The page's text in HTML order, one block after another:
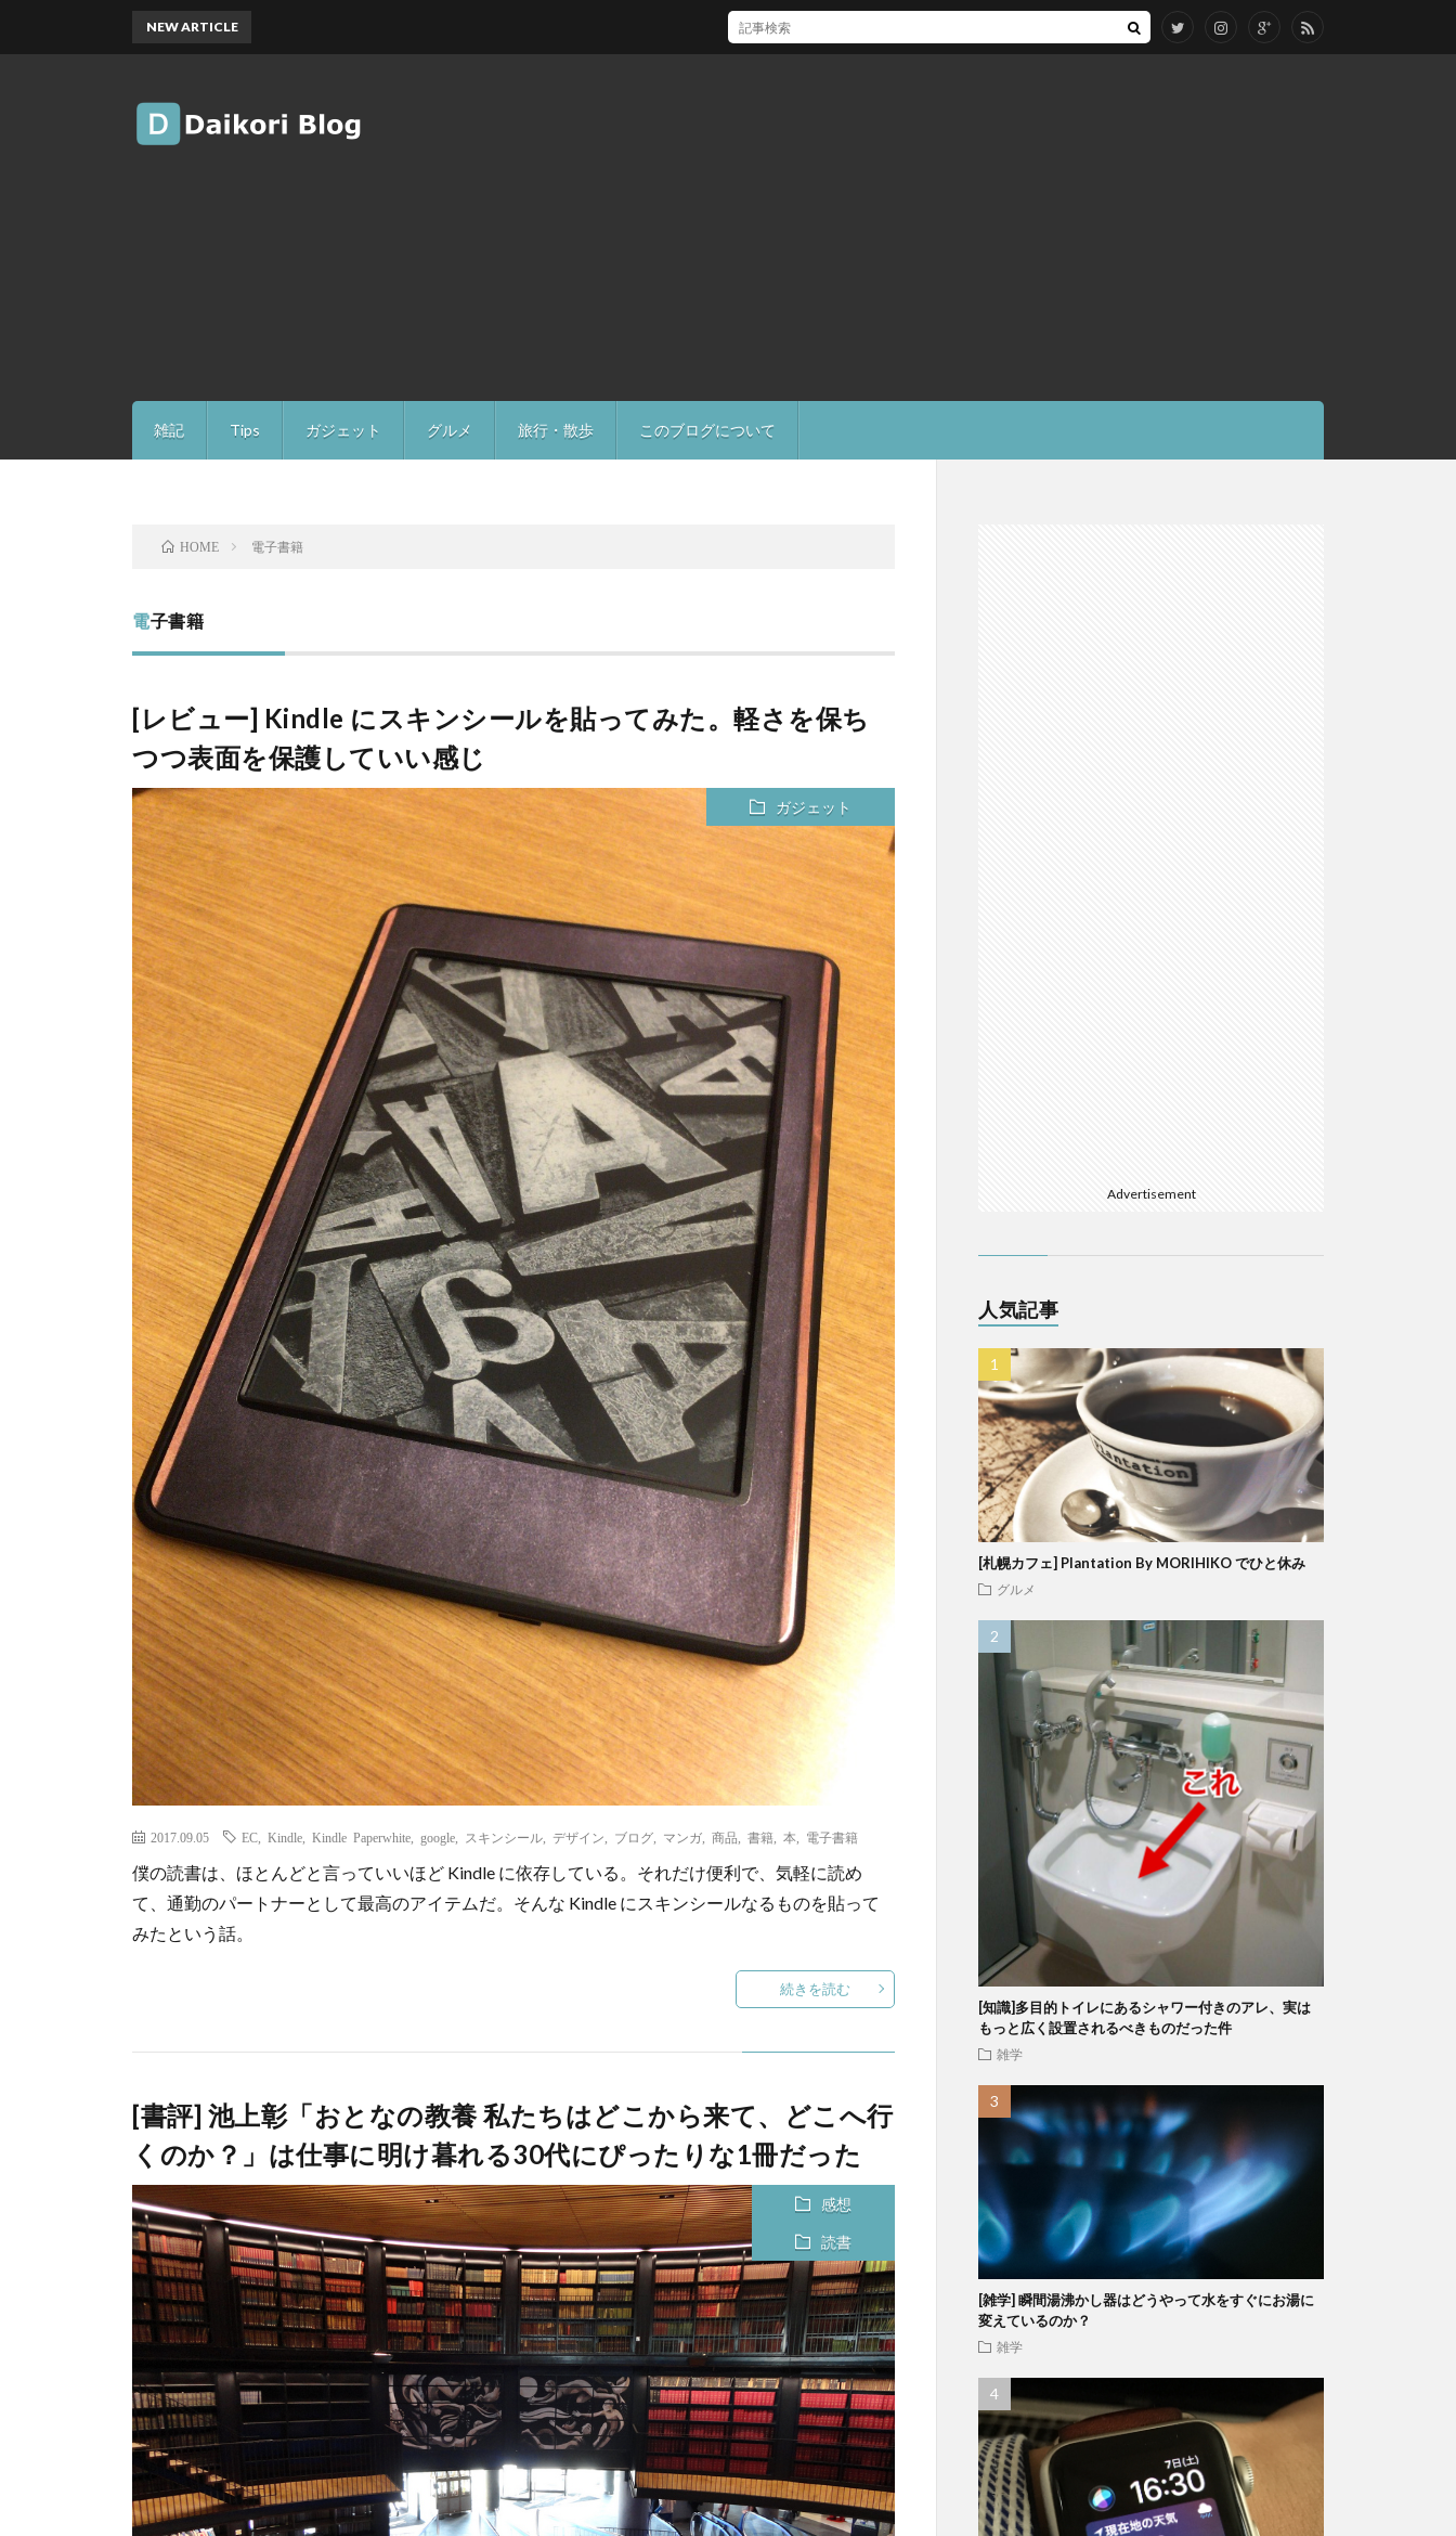
雑記 Tips ガジェット グルメ 旅行・散歩 このブログについて
NEW ARTICLE [Mac]Mac mini M1 がいい感じ
HOME 電子書籍
電子書籍
[レビュー] Kindle にスキンシールを貼ってみた。軽さを保ち
つつ表面を保護していい感じ
ガジェット
2017.09.05 EC Kindle Kindle Paperwhite google スキンシール デザイン ブログ マンガ 商品 書籍 本 電子書籍
僕の読書は、ほとんどと言っていいほど Kindle に依存している。それだけ便利で、気軽に読め
て、通勤のパートナーとして最高のアイテムだ。そんな Kindle にスキンシールなるものを貼って
みたという話。
続きを読む
[書評] 池上彰「おとなの教養 私たちはどこから来て、どこへ行
くのか？」は仕事に明け暮れる30代にぴったりな1冊だった
感想
読書
Advertisement
人気記事
[札幌カフェ] Plantation By MORIHIKO でひと休み
グルメ
[知識]多目的トイレにあるシャワー付きのアレ、実は
もっと広く設置されるべきものだった件
雑学
[雑学] 瞬間湯沸かし器はどうやって水をすぐにお湯に
変えているのか？
雑学